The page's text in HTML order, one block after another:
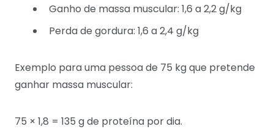
Ganho de massa muscular: 1,6 a 2,2 g/kg
Perda de gordura: 1,6 a 2,4 g/kg
Exemplo para uma pessoa de 75 kg que pretende
ganhar massa muscular:
75 × 1,8 = 135 g de proteína por dia.